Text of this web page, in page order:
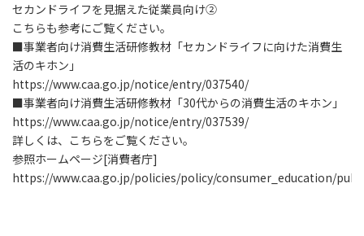
セカンドライフを見据えた従業員向け➁
こちらも参考にご覧ください。
■事業者向け消費生活研修教材「セカンドライフに向けた消費生
活のキホン」
https://www.caa.go.jp/notice/entry/037540/
■事業者向け消費生活研修教材「30代からの消費生活のキホン」
https://www.caa.go.jp/notice/entry/037539/
詳しくは、こちらをご覧ください。
参照ホームページ[消費者庁]
https://www.caa.go.jp/policies/policy/consumer_education/